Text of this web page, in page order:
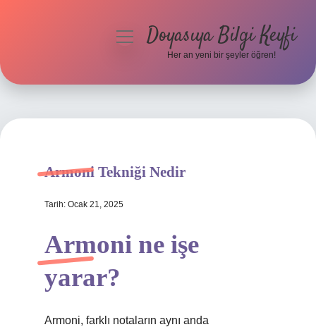
Hakkımızda
menüyüDoyasıya Bilgi Keyfi
Her an yeni bir şeyler öğren!
Armoni Tekniği Nedir
Tarih: Ocak 21, 2025
Armoni ne işe
yarar?
Armoni, farklı notaların aynı anda